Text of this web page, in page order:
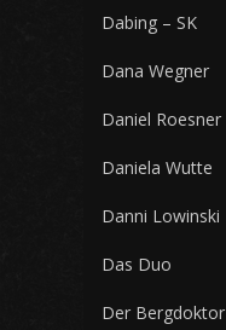
Dabing – SK
Dana Wegner
Daniel Roesner
Daniela Wutte
Danni Lowinski
Das Duo
Der Bergdoktor